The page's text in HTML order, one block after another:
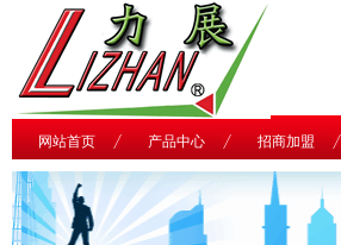
网站首页 产品中心 招商加盟